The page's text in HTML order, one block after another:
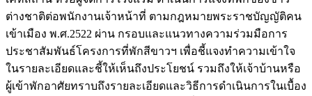
ต่างชาติต่อพนักงานเจ้าหน้าที่ ตามกฎหมายพระราชบัญญัติคน
เข้าเมือง พ.ศ.2522 ผ่าน กรอบและแนวทางความร่วมมือการ
ประชาสัมพันธ์โครงการที่พักสีขาวฯ เพื่อชี้แจงทำความเข้าใจ
ในรายละเอียดและชี้ให้เห็นถึงประโยชน์ รวมถึงให้เจ้าบ้านหรือ
ผู้เข้าพักอาศัยทราบถึงรายละเอียดและวิธีการดำเนินการในเบื้อง